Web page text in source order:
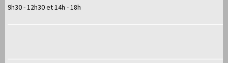
9h30 - 12h30 et 14h - 18h